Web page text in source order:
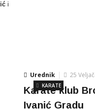
i
Urednik
KARATE
25
Karate klub
Ivanić Gradu